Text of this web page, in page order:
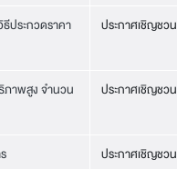
ประกวดราคา
ประกาศเชิญชวน
ภาพสูง จำนวน
ประกาศเชิญชวน
ประกาศเชิญชวน